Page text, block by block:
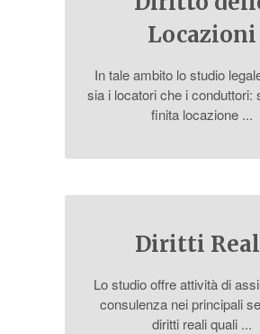
Locazioni
In tale ambito lo studio
sia i locatori che i conduttori:
finita locazione ...
Diritti
Lo studio offre attività di
consulenza nei principali
diritti reali quali ...